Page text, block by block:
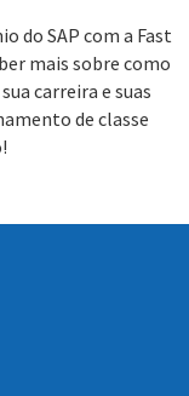
do SAP com a Fast
mais sobre como
carreira e suas
de classe